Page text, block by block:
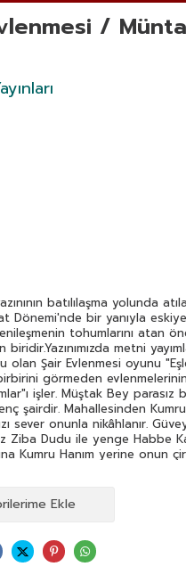
/
batılılaşma yolunda
Dönemi'nde bir yanıyla
tohumlarını atan
biridir.Yazınımızda metni
olan Şair Evlenmesi oyunu
görmeden
işler. Müştak Bey parasız
şairdir. Mahallesinden Kumru
sever onunla nikâhlanır.
Ziba Dudu ile yenge Habbe
Kumru Hanım yerine onun
nikâhı kıyan imam Ebüllâklaka
tekniği ve kurgulaması
birbirinin karşıtı kişilerin işlenişi
tiplerinden yararlanan Şair
yakın yalınlıktadır.
Ekle